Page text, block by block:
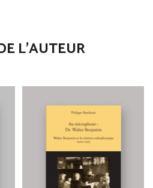
L'AUTEUR